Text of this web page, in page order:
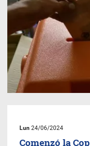
Lun 24/06/2024
Comenzó la